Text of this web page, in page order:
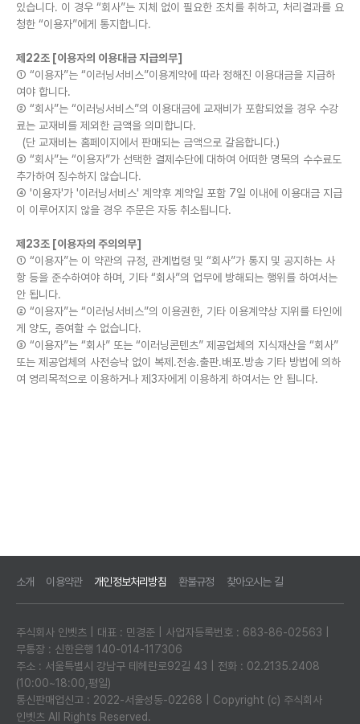
있습니다. 이 경우 “회사”는 지체 없이 필요한 조치를 취하고, 처리결과를 요
청한 “이용자”에게 통지합니다.
제22조 [이용자의 이용대금 지급의무]
① “이용자”는 “이러닝서비스”이용계약에 따라 정해진 이용대금을 지급하
여야 합니다.
② “회사”는 “이러닝서비스”의 이용대금에 교재비가 포함되었을 경우 수강
료는 교재비를 제외한 금액을 의미합니다.
(단 교재비는 홈페이지에서 판매되는 금액으로 갈음합니다.)
③ “회사”는 “이용자”가 선택한 결제수단에 대하여 어떠한 명목의 수수료도
추가하여 징수하지 않습니다.
④ '이용자'가 '이러닝서비스' 계약후 계약일 포함 7일 이내에 이용대금 지급
이 이루어지지 않을 경우 주문은 자동 취소됩니다.
제23조 [이용자의 주의의무]
① “이용자”는 이 약관의 규정, 관계법령 및 “회사”가 통지 및 공지하는 사
항 등을 준수하여야 하며, 기타 “회사”의 업무에 방해되는 행위를 하여서는
안 됩니다.
② “이용자”는 “이러닝서비스”의 이용권한, 기타 이용계약상 지위를 타인에
게 양도, 증여할 수 없습니다.
③ “이용자”는 “회사” 또는 “이러닝콘텐츠” 제공업체의 지식재산을 “회사”
또는 제공업체의 사전승낙 없이 복제.전송.출판.배포.방송 기타 방법에 의하
여 영리목적으로 이용하거나 제3자에게 이용하게 하여서는 안 됩니다.
소개 이용약관 개인정보처리방침 환불규정 찾아오시는 길
주식회사 인벳츠 | 대표 : 민경준 | 사업자등록번호 : 683-86-02563 |
무통장 : 신한은행 140-014-117306
주소 : 서울특별시 강남구 테헤란로92길 43 | 전화 : 02.2135.2408
(10:00~18:00,평일)
통신판매업신고 : 2022-서울성동-02268 | Copyright (c) 주식회사
인벳츠 All Rights Reserved.